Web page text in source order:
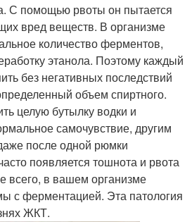
С помощью рвоты он пытается
вред веществ. В организме
количество ферментов,
этанола. Поэтому каждый
без негативных последствий
объем спиртного.
целую бутылку водки и
самочувствие, другим
после одной рюмки
появляется тошнота и рвота
всего, в вашем организме
с ферментацией. Эта патология
ЖКТ.